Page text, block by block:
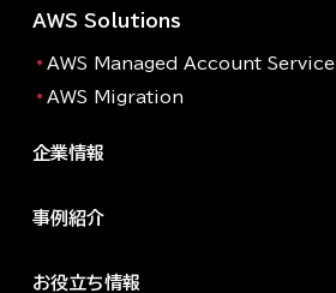
AWS Solutions
AWS Managed Account Service
AWS Migration
企業情報
事例紹介
お役立ち情報